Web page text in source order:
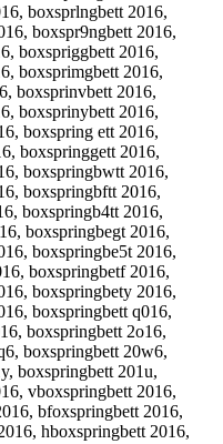
boxsprlngbett 2016,
boxspr9ngbett 2016,
boxspriggbett 2016,
boxsprimgbett 2016,
boxsprinvbett 2016,
boxsprinybett 2016,
boxspring ett 2016,
boxspringgett 2016,
boxspringbwtt 2016,
boxspringbftt 2016,
boxspringb4tt 2016,
boxspringbegt 2016,
boxspringbe5t 2016,
boxspringbetf 2016,
boxspringbety 2016,
boxspringbett q016,
boxspringbett 2o16,
boxspringbett 20w6,
boxspringbett 201u,
vboxspringbett 2016,
bfoxspringbett 2016,
hboxspringbett 2016,